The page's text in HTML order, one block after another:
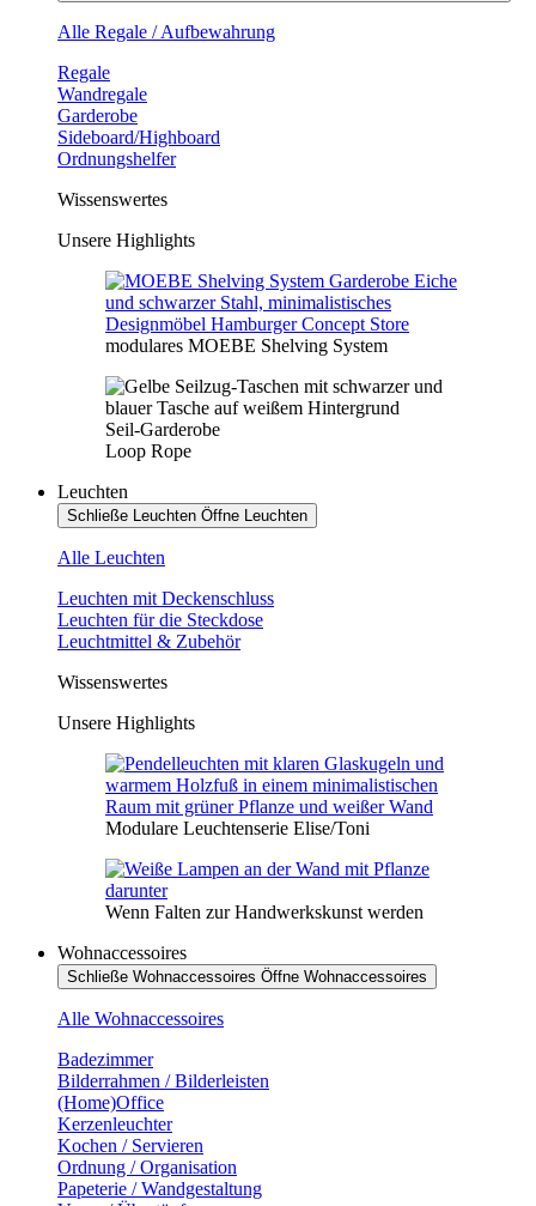
Alle Regale / Aufbewahrung
Regale
Wandregale
Garderobe
Sideboard/Highboard
Ordnungshelfer
Wissenswertes
Unsere Highlights
modulares MOEBE Shelving System
Seil-Garderobe
Loop Rope
Leuchten
Schließe Leuchten Öffne Leuchten
Alle Leuchten
Leuchten mit Deckenschluss
Leuchten für die Steckdose
Leuchtmittel & Zubehör
Wissenswertes
Unsere Highlights
Modulare Leuchtenserie Elise/Toni
Wenn Falten zur Handwerkskunst werden
Wohnaccessoires
Schließe Wohnaccessoires Öffne Wohnaccessoires
Alle Wohnaccessoires
Badezimmer
Bilderrahmen / Bilderleisten
(Home)Office
Kerzenleuchter
Kochen / Servieren
Ordnung / Organisation
Papeterie / Wandgestaltung